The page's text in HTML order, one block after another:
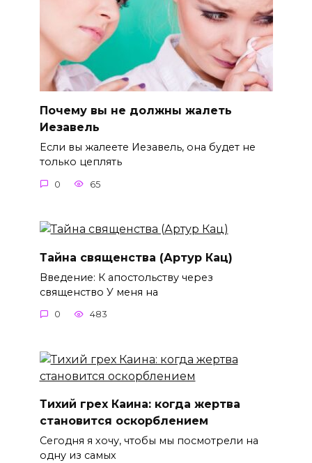
Почему вы не должны жалеть
Иезавель
Если вы жалеете Иезавель, она будет не
только цеплять
0 65
Тайна священства (Артур Кац)
Введение: К апостольству через
священство У меня на
0 483
Тихий грех Каина: когда жертва
становится оскорблением
Сегодня я хочу, чтобы мы посмотрели на
одну из самых